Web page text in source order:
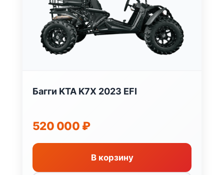
Багги KTA K7X 2023 EFI
520 000 ₽
В корзину